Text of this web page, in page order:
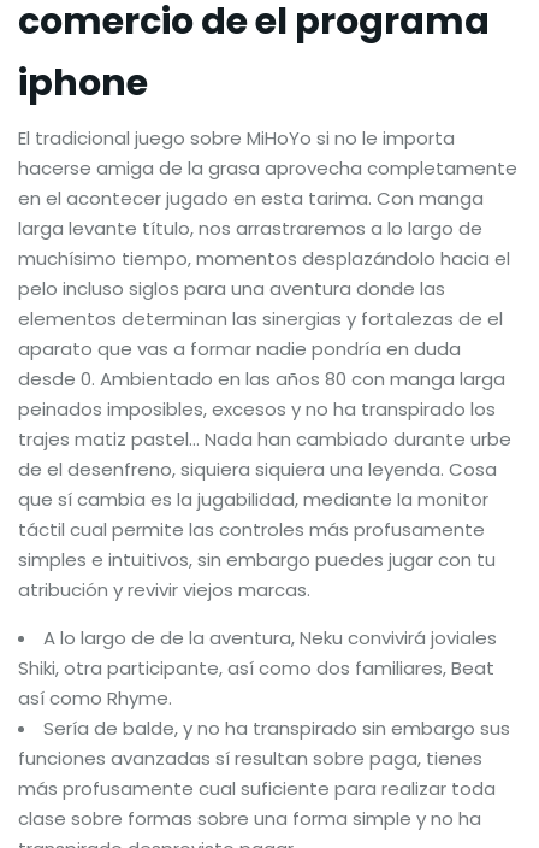
comercio de el programa
iphone
El tradicional juego sobre MiHoYo si no le importa
hacerse amiga de la grasa aprovecha completamente
en el acontecer jugado en esta tarima. Con manga
larga levante título, nos arrastraremos a lo largo de
muchísimo tiempo, momentos desplazándolo hacia el
pelo incluso siglos para una aventura donde las
elementos determinan las sinergias y fortalezas de el
aparato que vas a formar nadie pondrí­a en duda
desde 0. Ambientado en las años 80 con manga larga
peinados imposibles, excesos y no ha transpirado los
trajes matiz pastel… Nada han cambiado durante urbe
de el desenfreno, siquiera siquiera una leyenda. Cosa
que sí cambia es la jugabilidad, mediante la monitor
táctil cual permite las controles más profusamente
simples e intuitivos, sin embargo puedes jugar con tu
atribución y revivir viejos marcas.
A lo largo de de la aventura, Neku convivirá joviales
Shiki, otra participante, así­ como dos familiares, Beat
así­ como Rhyme.
Serí­a de balde, y no ha transpirado sin embargo sus
funciones avanzadas sí resultan sobre paga, tienes
más profusamente cual suficiente para realizar toda
clase sobre formas sobre una forma simple y no ha